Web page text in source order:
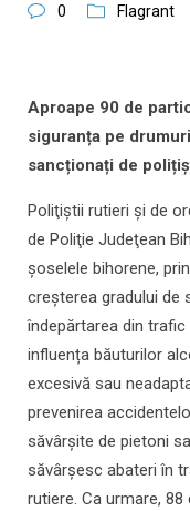
0
Flagrant
Aproape 90 de
siguranța pe
sancționați de
Poliţiştii rutieri şi de
de Poliţie Judeţean
şoselele bihorene,
creșterea gradului de
îndepărtarea din
influența băuturilor
excesivă sau
prevenirea
săvârșite de pietoni
săvârșesc abateri în
rutiere. Ca urmare,